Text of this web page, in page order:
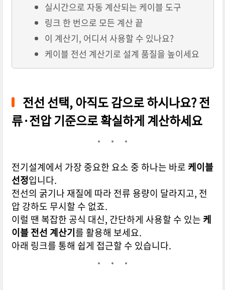
실시간으로 자동 계산되는 케이블 도구
링크 한 번으로 모든 계산 끝
이 계산기, 어디서 사용할 수 있나요?
케이블 전선 계산기로 설계 품질을 높이세요
전선 선택, 아직도 감으로 하시나요? 전
류·전압 기준으로 확실하게 계산하세요
전기설계에서 가장 중요한 요소 중 하나는 바로 케이블
선정입니다.
전선의 굵기나 재질에 따라 전류 용량이 달라지고, 전
압 강하도 무시할 수 없죠.
이럴 땐 복잡한 공식 대신, 간단하게 사용할 수 있는 케
이블 전선 계산기를 활용해 보세요.
아래 링크를 통해 쉽게 접근할 수 있습니다.